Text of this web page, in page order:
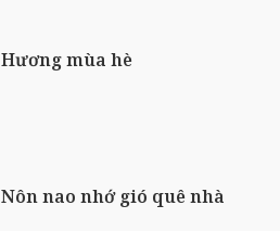
Hương mùa hè
Nôn nao nhớ gió quê nhà